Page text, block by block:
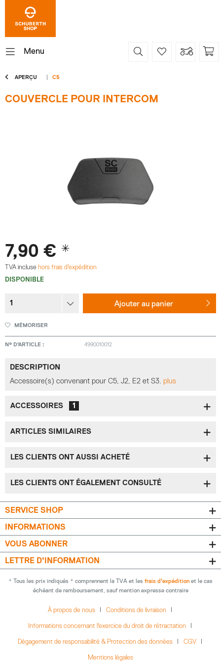
Menu
APERÇU C5
COUVERCLE POUR INTERCOM
7,90 € *
TVA incluse hors frais d'expédition
DISPONIBLE
Ajouter au panier
MÉMORISER
N° D'ARTICLE : 4990010012
DESCRIPTION
Accessoire(s) convenant pour C5, J2, E2 et S3. plus
ACCESSOIRES 1
ARTICLES SIMILAIRES
LES CLIENTS ONT AUSSI ACHETÉ
LES CLIENTS ONT ÉGALEMENT CONSULTÉ
SERVICE SHOP
INFORMATIONS
VOUS ABONNER
LETTRE D'INFORMATION
* Tous les prix indiqués * comprennent la TVA et les frais d'expédition et le cas
échéant de remboursement, sauf mention expresse contraire
À propos de nous Conditions de livraison
Informations concernant l'exercice du droit de rétractation
Dégagement de responsabilité & Protection des données CGV
Mentions légales